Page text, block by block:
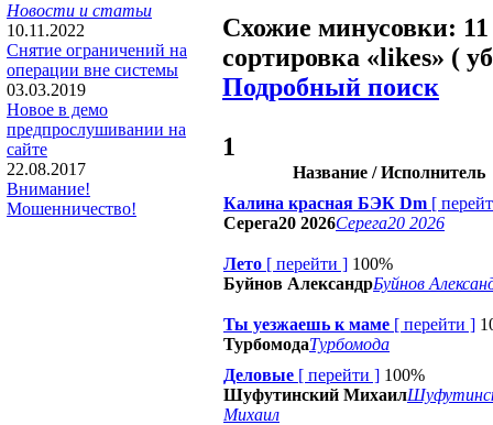
Новости и статьи
10.11.2022
Снятие ограничений на
операции вне системы
03.03.2019
Новое в демо
предпрослушивании на
сайте
22.08.2017
Внимание!
Мошенничество!
Схожие минусовки: 11
сортировка «likes» (
Подробный поиск
1
Название / Исполнитель
Калина красная БЭК Dm [
Серега20 2026Серега20 2026
Лето [ перейти ] 100%
Буйнов АлександрБуйнов
Ты уезжаешь к маме [ перейти ]
ТурбомодаТурбомода
Деловые [ перейти ] 100%
Шуфутинский Михаил
Михаил